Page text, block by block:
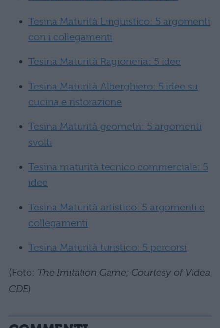
Tesina Maturità Linguistico: 5 argomenti
con i collegamenti
Tesina Maturità Ragioneria: 5 idee
Tesina Maturità Alberghiero: 5 idee su
cucina e ristorazione
Tesina Maturità geometri: 5 argomenti
svolti
Tesina maturità tecnico commerciale: 5
idee
Tesina Maturità artistico: 5 argomenti e
collegamenti
Tesina Maturità turistico: 5 percorsi
(Foto: The Imitation Game; Courtesy of Videa
CDE)